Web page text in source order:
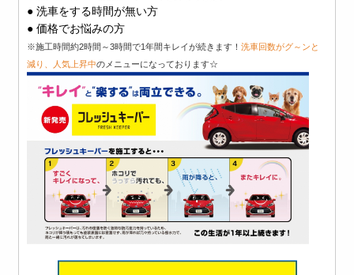
● 洗車をする時間が無い方
● 価格でお悩みの方
※施工時間約2時間～3時間で1年間キレイが続きます！洗車回数がグ～ンと
減り、人気上昇中のメニューになっております☆